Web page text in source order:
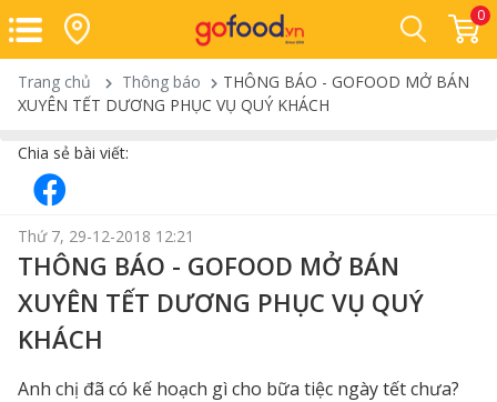
0
Trang chủ Thông báo
THÔNG BÁO - GOFOOD MỞ BÁN
XUYÊN TẾT DƯƠNG PHỤC VỤ QUÝ KHÁCH
Chia sẻ bài viết:
Thứ 7, 29-12-2018 12:21
THÔNG BÁO - GOFOOD MỞ BÁN
XUYÊN TẾT DƯƠNG PHỤC VỤ QUÝ
KHÁCH
Anh chị đã có kế hoạch gì cho bữa tiệc ngày tết chưa?